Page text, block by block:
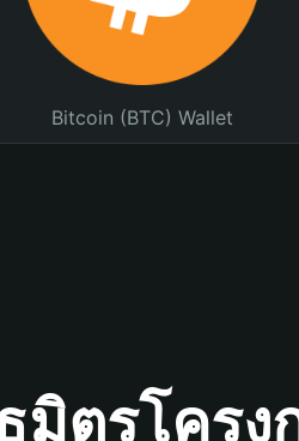
Bitcoin (BTC) Wallet
มิตรโครง